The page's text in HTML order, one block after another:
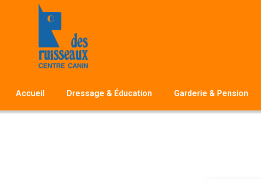
Accueil Dressage & Éducation Garderie & Pension